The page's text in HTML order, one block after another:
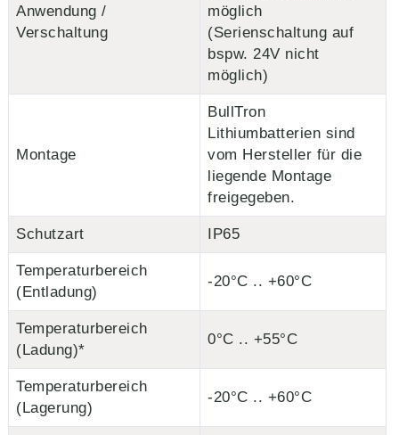
Anwendung /
Verschaltung
möglich
(Serienschaltung auf
bspw. 24V nicht
möglich)
Montage
BullTron
Lithiumbatterien sind
vom Hersteller für die
liegende Montage
freigegeben.
Schutzart IP65
Temperaturbereich
(Entladung)
-20°C .. +60°C
Temperaturbereich
(Ladung)*
0°C .. +55°C
Temperaturbereich
(Lagerung)
-20°C .. +60°C